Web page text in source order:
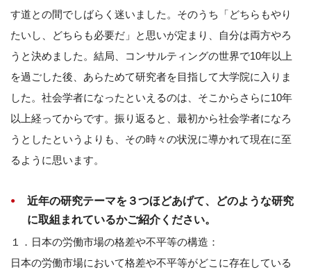
す道との間でしばらく迷いました。そのうち「どちらもやり
たいし、どちらも必要だ」と思いが定まり、自分は両方やろ
うと決めました。結局、コンサルティングの世界で10年以上
を過ごした後、あらためて研究者を目指して大学院に入りま
した。社会学者になったといえるのは、そこからさらに10年
以上経ってからです。振り返ると、最初から社会学者になろ
うとしたというよりも、その時々の状況に導かれて現在に至
るように思います。
近年の研究テーマを３つほどあげて、どのような研究
に取組まれているかご紹介ください。
１．日本の労働市場の格差や不平等の構造：
日本の労働市場において格差や不平等がどこに存在している